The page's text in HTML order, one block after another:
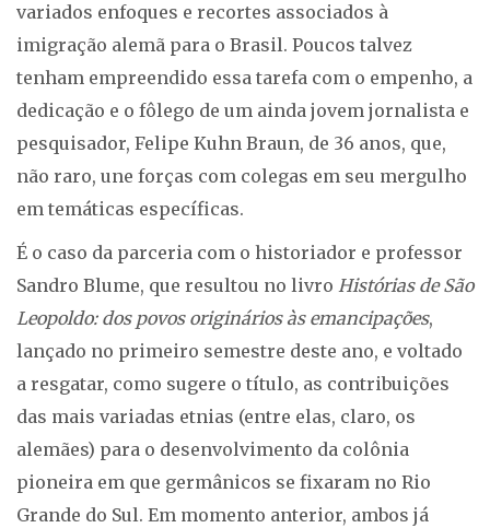
variados enfoques e recortes associados à
imigração alemã para o Brasil. Poucos talvez
tenham empreendido essa tarefa com o empenho, a
dedicação e o fôlego de um ainda jovem jornalista e
pesquisador, Felipe Kuhn Braun, de 36 anos, que,
não raro, une forças com colegas em seu mergulho
em temáticas específicas.
É o caso da parceria com o historiador e professor
Sandro Blume, que resultou no livro Histórias de São
Leopoldo: dos povos originários às emancipações,
lançado no primeiro semestre deste ano, e voltado
a resgatar, como sugere o título, as contribuições
das mais variadas etnias (entre elas, claro, os
alemães) para o desenvolvimento da colônia
pioneira em que germânicos se fixaram no Rio
Grande do Sul. Em momento anterior, ambos já